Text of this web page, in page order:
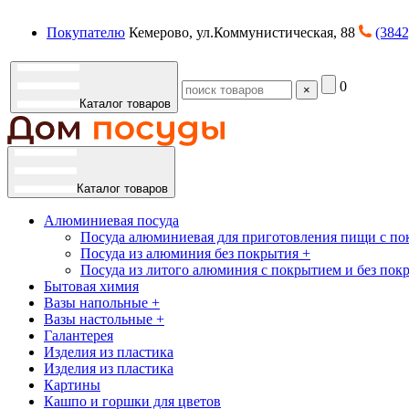
Покупателю Кемерово, ул.Коммунистическая, 88
Каталог товаров
× 0
Каталог товаров
Алюминиевая посуда
Посуда алюминиевая для приготовления пищи с
Посуда из алюминия без покрытия +
Посуда из литого алюминия с покрытием и без
Бытовая химия
Вазы напольные +
Вазы настольные +
Галантерея
Изделия из пластика
Изделия из пластика
Картины
Кашпо и горшки для цветов